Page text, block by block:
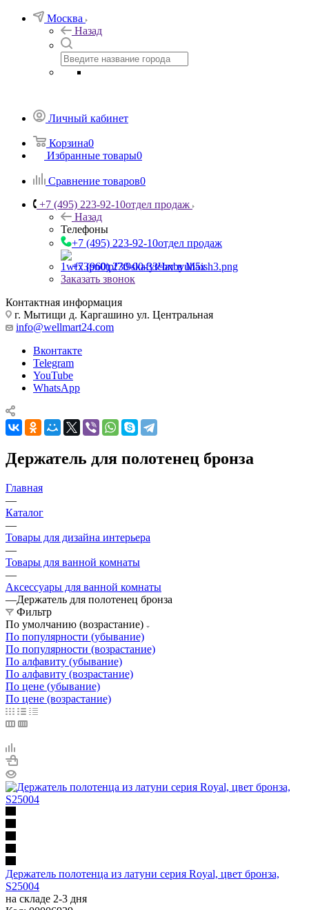
Москва
Назад
Личный кабинет
Корзина0
Избранные товары0
Сравнение товаров0
+7 (495) 223-92-10отдел продаж
Назад
Телефоны
+7 (495) 223-92-10отдел продаж
+7 (960) 230-00-33Чат в Max
Заказать звонок
Контактная информация
г. Мытищи д. Каргашино ул. Центральная
info@wellmart24.com
Вконтакте
Telegram
YouTube
WhatsApp
Держатель для полотенец бронза
Главная
—
Каталог
—
Товары для дизайна интерьера
—
Товары для ванной комнаты
—
Аксессуары для ванной комнаты
—Держатель для полотенец бронза
Фильтр
По умолчанию (возрастание)
По популярности (убывание)
По популярности (возрастание)
По алфавиту (убывание)
По алфавиту (возрастание)
По цене (убывание)
По цене (возрастание)
Держатель полотенца из латуни серия Royal, цвет бронза,
S25004
на складе 2-3 дня